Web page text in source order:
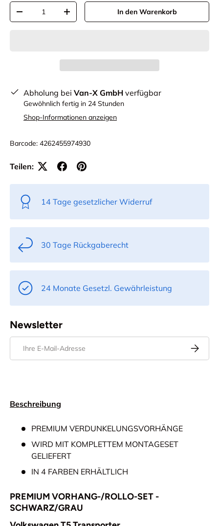
Anzahl
-
+ In den Warenkorb
Abholung bei Van-X GmbH verfügbar
Gewöhnlich fertig in 24 Stunden
Shop-Informationen anzeigen
Barcode: 4262455974930
Teilen:
14 Tage gesetzlicher Widerruf
30 Tage Rückgaberecht
24 Monate Gesetzl. Gewährleistung
Newsletter
Beschreibung
PREMIUM VERDUNKELUNGSVORHÄNGE
WIRD MIT KOMPLETTEM MONTAGESET
GELIEFERT
IN 4 FARBEN ERHÄLTLICH
PREMIUM VORHANG-/ROLLO-SET -
SCHWARZ/GRAU